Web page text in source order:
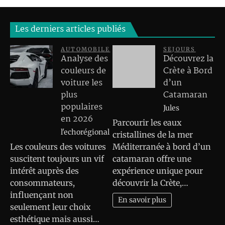
Les derniers articles publiés
AUTOMOBILE
Analyse des
couleurs de
voiture les
plus
populaires
en 2026
l'echorégional
Les couleurs des voitures
suscitent toujours un vif
intérêt auprès des
consommateurs,
influençant non
seulement leur choix
esthétique mais aussi…
SEJOURS
Découvrez la
Crète à Bord
d’un
Catamaran
Jules
Parcourir les eaux
cristallines de la mer
Méditerranée à bord d’un
catamaran offre une
expérience unique pour
découvrir la Crète,…
En savoir plus